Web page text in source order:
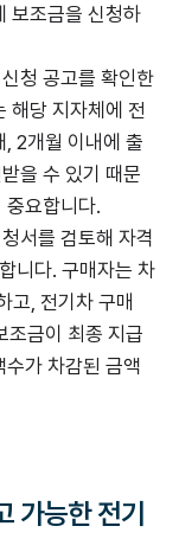
보조금을 신청하
청 공고를 확인한
해당 지자체에 전
2개월 이내에 출
을 수 있기 때문
중요합니다.
서를 검토해 자격
니다. 구매자는 차
고, 전기차 구매
조금이 최종 지급
가 차감된 금액
가능한 전기